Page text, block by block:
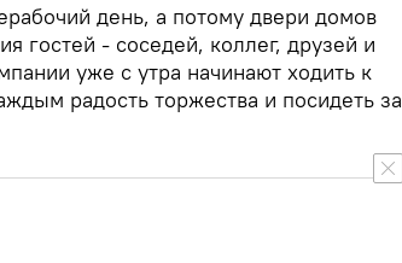
день, а потому двери домов
гостей - соседей, коллег, друзей и
уже с утра начинают ходить к
радость торжества и посидеть за